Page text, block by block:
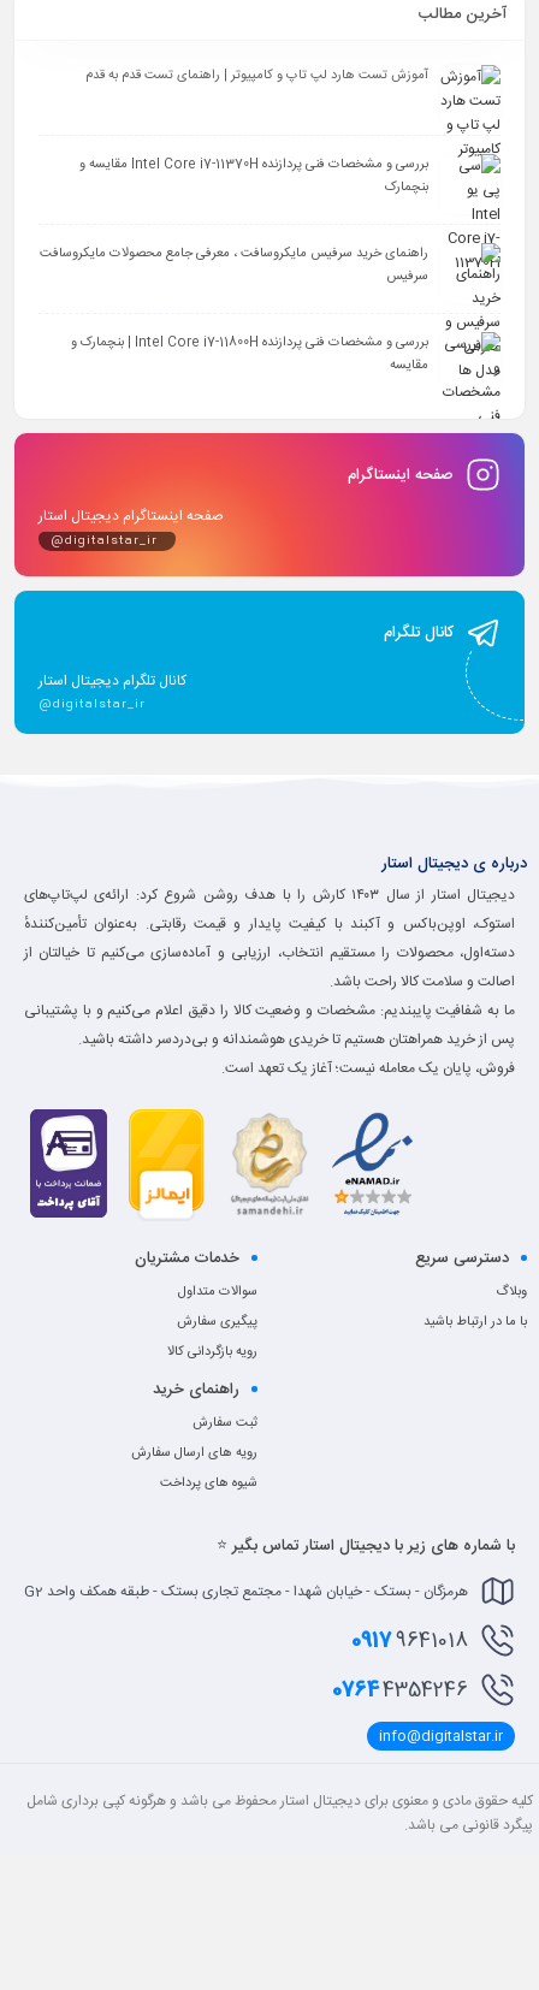
آخرین مطالب
آموزش تست هارد لپ تاپ و کامپیوتر | راهنمای تست قدم به قدم
بررسی و مشخصات فنی پردازنده Intel Core i7-11370H مقایسه و
بنچمارک
راهنمای خرید سرفیس مایکروسافت ، معرفی جامع محصولات مایکروسافت
سرفیس
بررسی و مشخصات فنی پردازنده Intel Core i7-11800H | بنچمارک و
مقایسه
صفحه اینستاگرام
صفحه اینستاگرام دیجیتال استار
@digitalstar_ir
کانال تلگرام
کانال تلگرام دیجیتال استار
@digitalstar_ir
درباره ی دیجیتال استار
دیجیتال استار از سال ۱۴۰۳ کارش را با هدف روشن شروع کرد: ارائه‌ی لپ‌تاپ‌های
استوک، اوپن‌باکس و آکبند با کیفیت پایدار و قیمت رقابتی. به‌عنوان تأمین‌کنندهٔ
دسته‌اول، محصولات را مستقیم انتخاب، ارزیابی و آماده‌سازی می‌کنیم تا خیالتان از
اصالت و سلامت کالا راحت باشد.
ما به شفافیت پایبندیم: مشخصات و وضعیت کالا را دقیق اعلام می‌کنیم و با پشتیبانی
پس از خرید همراهتان هستیم تا خریدی هوشمندانه و بی‌دردسر داشته باشید.
فروش، پایان یک معامله نیست؛ آغاز یک تعهد است.
دسترسی سریع
وبلاگ
با ما در ارتباط باشید
خدمات مشتریان
سوالات متداول
پیگیری سفارش
رویه بازگردانی کالا
راهنمای خرید
ثبت سفارش
رویه های ارسال سفارش
شیوه های پرداخت
با شماره های زیر با دیجیتال استار تماس بگیر ⭐
هرمزگان - بستک - خیابان شهدا - مجتمع تجاری بستک - طبقه همکف واحد G2
09179641018
07644354246
info@digitalstar.ir
کلیه حقوق مادی و معنوی برای دیجیتال استار محفوظ می باشد و هرگونه کپی برداری شامل
پیگرد قانونی می باشد.